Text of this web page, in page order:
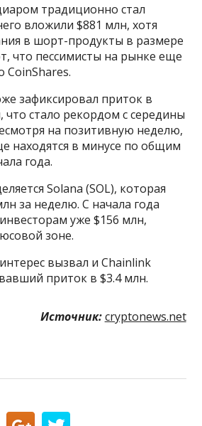
традиционно стал
вложили $881 млн, хотя
в шорт-продукты в размере
что пессимисты на рынке еще
CoinShares.
зафиксировал приток в
что стало рекордом с середины
на позитивную неделю,
находятся в минусе по общим
года.
Solana (SOL), которая
за неделю. С начала года
уже $156 млн,
зоне.
вызвал и Chainlink
приток в $3.4 млн.
Источник: cryptonews.net